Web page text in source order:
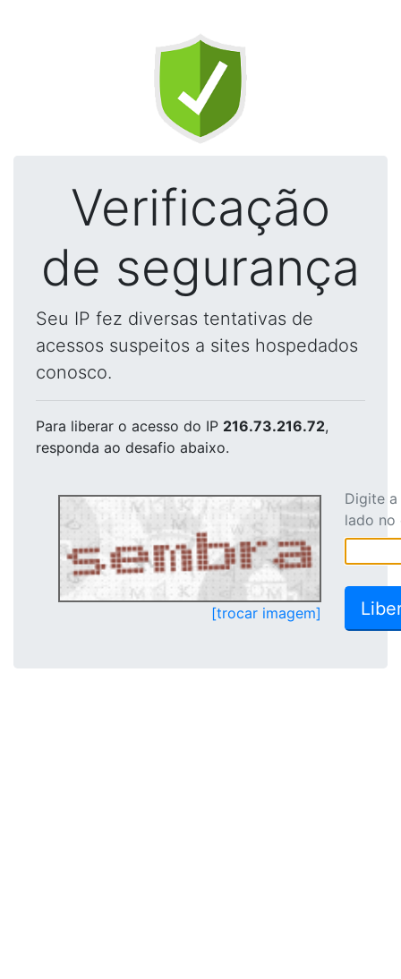
Verificação
de segurança
Seu IP fez diversas tentativas de
acessos suspeitos a sites hospedados
conosco.
Para liberar o acesso do IP 216.73.216.72,
responda ao desafio abaixo.
[trocar imagem]
Digite
lado no